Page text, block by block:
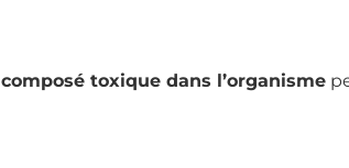
toxique dans l’organisme